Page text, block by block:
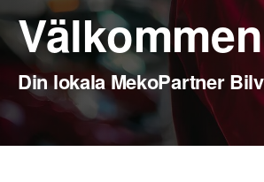
Din lokala MekoPartner